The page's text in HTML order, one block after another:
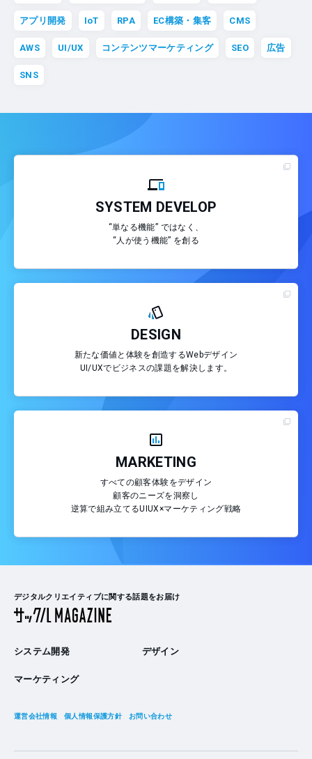
アプリ開発 IoT RPA EC構築・集客 CMS
AWS UI/UX コンテンツマーケティング SEO 広告
SNS
SYSTEM DEVELOP
“単なる機能” ではなく、
“人が使う機能” を創る
DESIGN
新たな価値と体験を創造するWebデザイン
UI/UXでビジネスの課題を解決します。
MARKETING
すべての顧客体験をデザイン
顧客のニーズを洞察し
逆算で組み立てるUIUX×マーケティング戦略
デジタルクリエイティブに関する話題をお届け
システム開発 デザイン
マーケティング
運営会社情報 個人情報保護方針 お問い合わせ